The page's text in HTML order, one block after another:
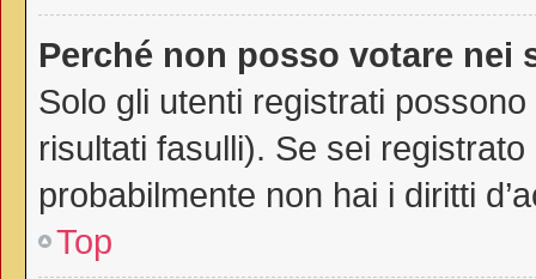
Perché non posso votare nei
Solo gli utenti registrati
risultati fasulli). Se sei
probabilmente non hai i diritti
Top